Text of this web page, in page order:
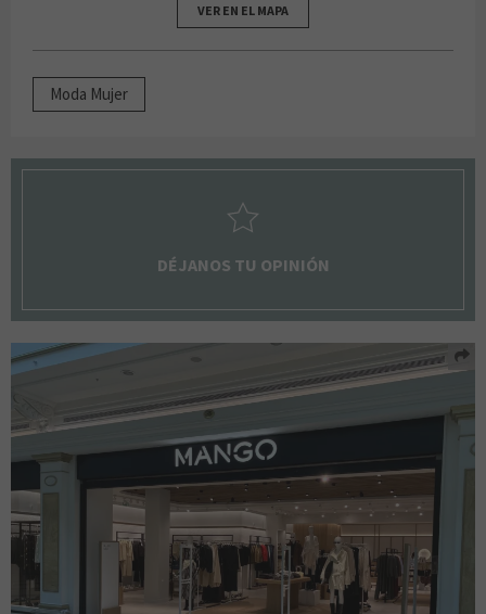
VER EN EL MAPA
Moda Mujer
DÉJANOS TU OPINIÓN